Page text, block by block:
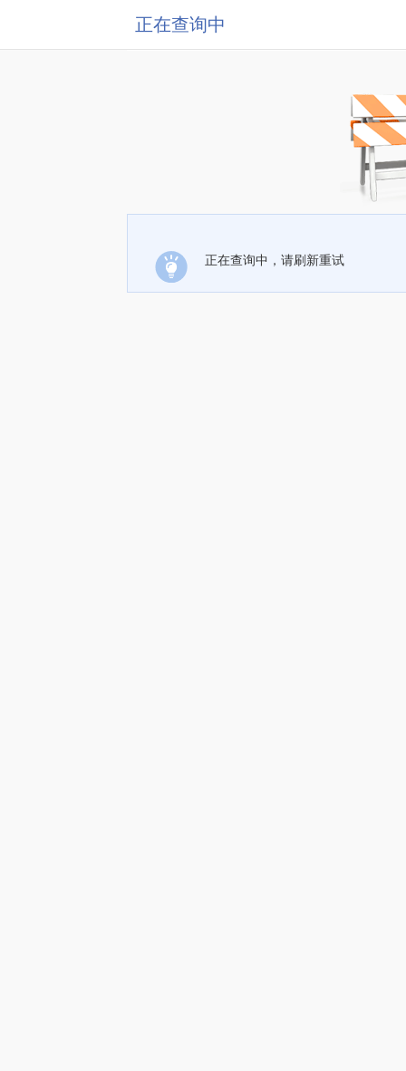
正在查询中
正在查询中，请刷新重试